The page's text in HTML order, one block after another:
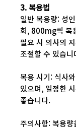
3. 복용법
일반 복용량: 성
회, 800mg씩 복
필요 시 의사의
조절할 수 있습니
복용 시기: 식사
있으며, 일정한
좋습니다.
주의사항: 복용량